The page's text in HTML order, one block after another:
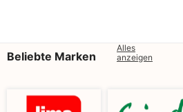
Beliebte Marken
Alles
anzeigen